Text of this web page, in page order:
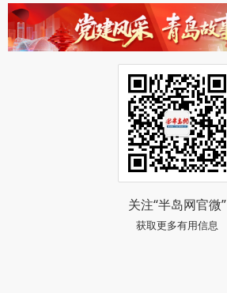
关注“半岛网官微”
获取更多有用信息